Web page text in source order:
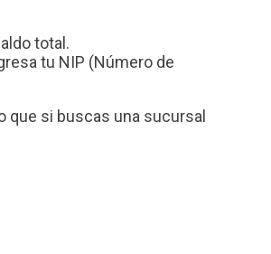
total.
tu NIP (Número de
que si buscas una sucursal